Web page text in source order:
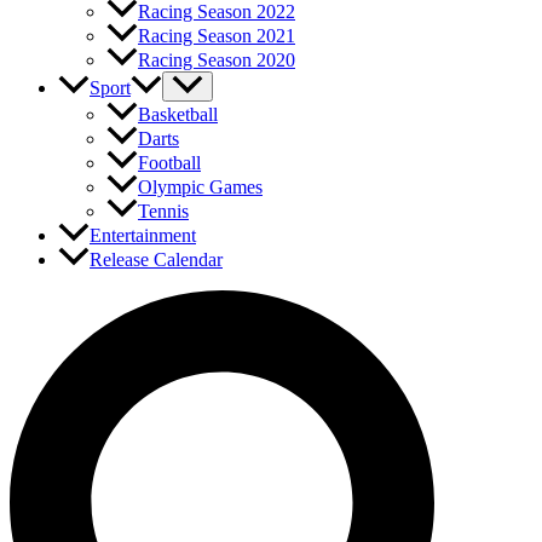
Racing Season 2022
Racing Season 2021
Racing Season 2020
Sport
Basketball
Darts
Football
Olympic Games
Tennis
Entertainment
Release Calendar